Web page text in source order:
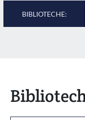
BIBLIOTECHE: